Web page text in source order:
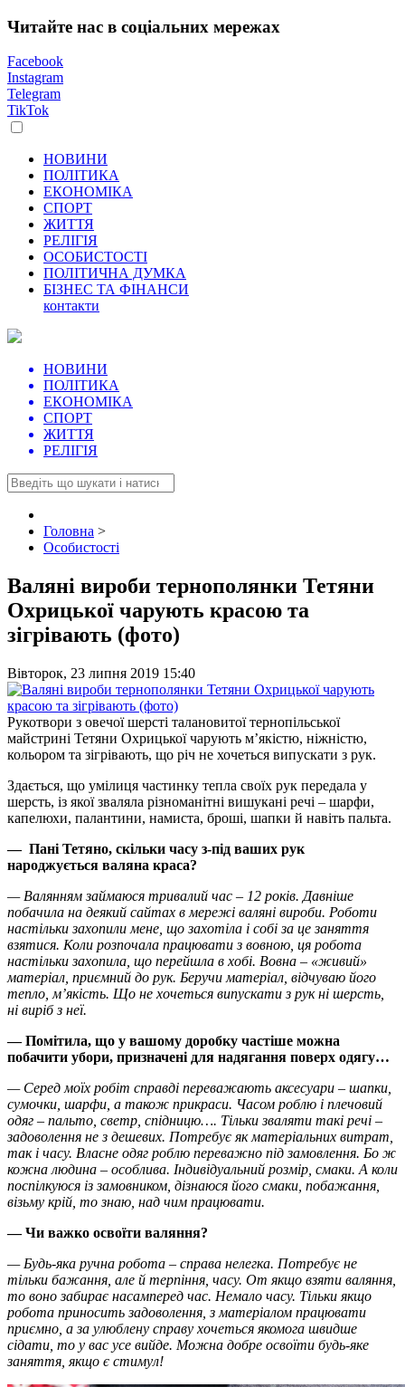
Читайте нас в соціальних мережах
Facebook
Instagram
Telegram
TikTok
НОВИНИ
ПОЛІТИКА
ЕКОНОМІКА
СПОРТ
ЖИТТЯ
РЕЛІГІЯ
ОСОБИСТОСТІ
ПОЛІТИЧНА ДУМКА
БІЗНЕС ТА ФІНАНСИ
контакти
НОВИНИ
ПОЛІТИКА
ЕКОНОМІКА
СПОРТ
ЖИТТЯ
РЕЛІГІЯ
Головна >
Особистості
Валяні вироби тернополянки Тетяни
Охрицької чарують красою та
зігрівають (фото)
Вівторок, 23 липня 2019 15:40
Рукотвори з овечої шерсті талановитої тернопільської
майстрині Тетяни Охрицької чарують м’якістю, ніжністю,
кольором та зігрівають, що річ не хочеться випускати з рук.
Здається, що умілиця частинку тепла своїх рук передала у
шерсть, із якої зваляла різноманітні вишукані речі – шарфи,
капелюхи, палантини, намиста, броші, шапки й навіть пальта.
— Пані Тетяно, скільки часу з-під ваших рук
народжується валяна краса?
— Валянням займаюся тривалий час – 12 років. Давніше
побачила на деякий сайтах в мережі валяні вироби. Роботи
настільки захопили мене, що захотіла і собі за це заняття
взятися. Коли розпочала працювати з вовною, ця робота
настільки захопила, що перейшла в хобі. Вовна – «живий»
матеріал, приємний до рук. Беручи матеріал, відчуваю його
тепло, м’якість. Що не хочеться випускати з рук ні шерсть,
ні виріб з неї.
— Помітила, що у вашому доробку частіше можна
побачити убори, призначені для надягання поверх одягу…
— Серед моїх робіт справді переважають аксесуари – шапки,
сумочки, шарфи, а також прикраси. Часом роблю і плечовий
одяг – пальто, светр, спідницю…. Тільки зваляти такі речі –
задоволення не з дешевих. Потребує як матеріальних витрат,
так і часу. Власне одяг роблю переважно під замовлення. Бо ж
кожна людина – особлива. Індивідуальний розмір, смаки. А коли
поспілкуюся із замовником, дізнаюся його смаки, побажання,
візьму крій, то знаю, над чим працювати.
— Чи важко освоїти валяння?
— Будь-яка ручна робота – справа нелегка. Потребує не
тільки бажання, але й терпіння, часу. От якщо взяти валяння,
то воно забирає насамперед час. Немало часу. Тільки якщо
робота приносить задоволення, з матеріалом працювати
приємно, а за улюблену справу хочеться якомога швидше
сідати, то у вас усе вийде. Можна добре освоїти будь-яке
заняття, якщо є стимул!